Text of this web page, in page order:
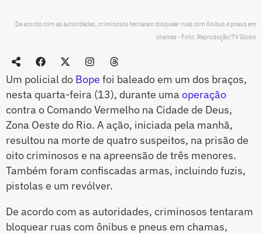
De acordo com as autoridades, criminosos tentaram bloquear ruas com ônibus e pneus em
chamas - Foto: Reprodução/TV Globo
Um policial do Bope foi baleado em um dos braços,
nesta quarta-feira (13), durante uma operação
contra o Comando Vermelho na Cidade de Deus,
Zona Oeste do Rio. A ação, iniciada pela manhã,
resultou na morte de quatro suspeitos, na prisão de
oito criminosos e na apreensão de três menores.
Também foram confiscadas armas, incluindo fuzis,
pistolas e um revólver.
De acordo com as autoridades, criminosos tentaram
bloquear ruas com ônibus e pneus em chamas,